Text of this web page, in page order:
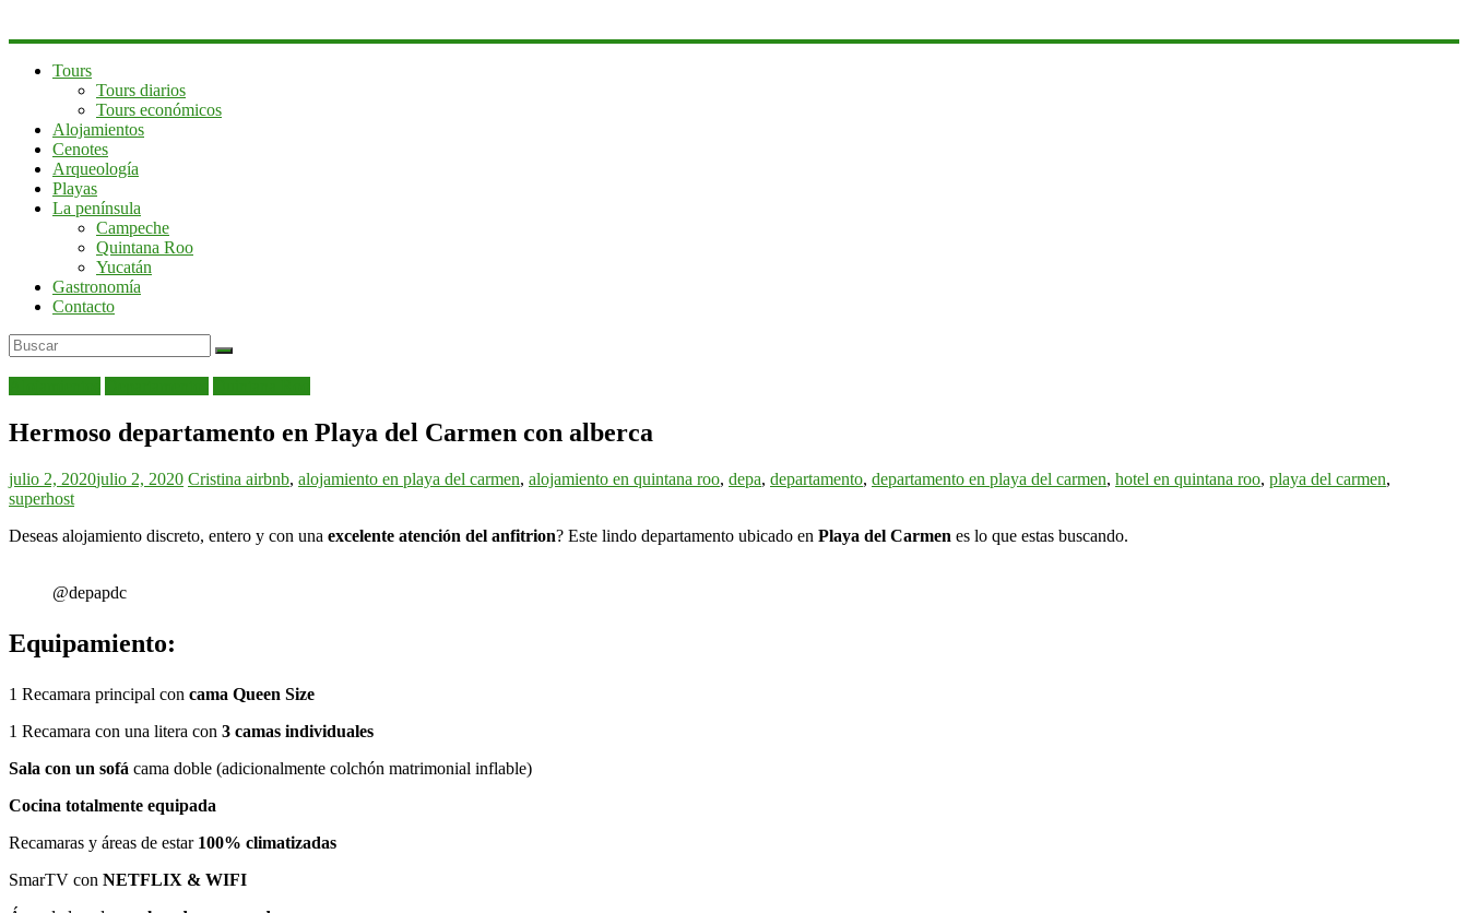
Tours
Tours diarios
Tours económicos
Alojamientos
Cenotes
Arqueología
Playas
La península
Campeche
Quintana Roo
Yucatán
Gastronomía
Contacto
Hermoso departamento en Playa del Carmen con alberca
julio 2, 2020julio 2, 2020 Cristina airbnb, alojamiento en playa del carmen, alojamiento en quintana roo, depa, departamento, departamento en playa del carmen, hotel en quintana roo, playa del carmen,
superhost
Deseas alojamiento discreto, entero y con una excelente atención del anfitrion? Este lindo departamento ubicado en Playa del Carmen es lo que estas buscando.
@depapdc
Equipamiento:
1 Recamara principal con cama Queen Size
1 Recamara con una litera con 3 camas individuales
Sala con un sofá cama doble (adicionalmente colchón matrimonial inflable)
Cocina totalmente equipada
Recamaras y áreas de estar 100% climatizadas
SmarTV con NETFLIX & WIFI